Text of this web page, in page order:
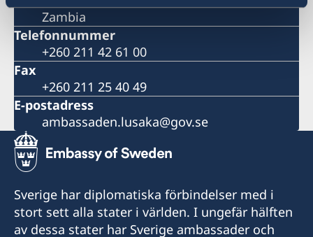
Zambia
Telefonnummer
+260 211 42 61 00
Fax
+260 211 25 40 49
E-postadress
ambassaden.lusaka@gov.se
Sverige har diplomatiska förbindelser med i
stort sett alla stater i världen. I ungefär hälften
av dessa stater har Sverige ambassader och